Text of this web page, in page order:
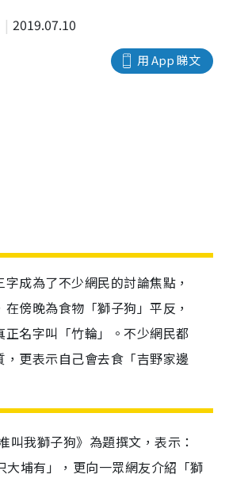
2019.07.10
用 App 睇文
成為了不少網民的討論焦點，
傍晚為食物「獅子狗」平反，
正名字叫「竹輪」。不少網民都
，更表示自己會去食「吉野家邊
叫我獅子狗》為題撰文，表示：
大埔有」，更向一眾網友介紹「獅